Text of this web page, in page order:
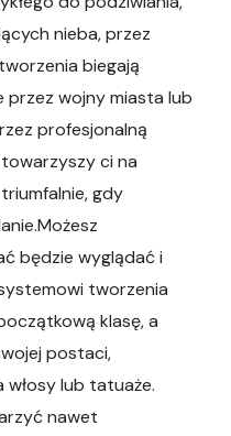
nieba, przez
biegają
przez wojny miasta lub
profesjonalną
ci na
gdy
będzie wyglądać i
tworzenia
klasę, a
postaci,
włosy lub tatuaże.
nawet